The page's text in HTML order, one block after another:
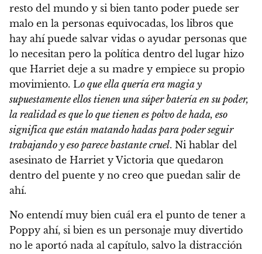
resto del mundo y si bien tanto poder puede ser
malo en la personas equivocadas, los libros que
hay ahí puede salvar vidas o ayudar personas que
lo necesitan pero la política dentro del lugar hizo
que Harriet deje a su madre y empiece su propio
movimiento. Lo que ella quería era magia y
supuestamente ellos tienen una súper batería en su poder,
la realidad es que lo que tienen es polvo de hada, eso
significa que están matando hadas para poder seguir
trabajando y eso parece bastante cruel. Ni hablar del
asesinato de Harriet y Victoria que quedaron
dentro del puente y no creo que puedan salir de
ahí.
No entendí muy bien cuál era el punto de tener a
Poppy ahí, si bien es un personaje muy divertido
no le aportó nada al capítulo, salvo la distracción